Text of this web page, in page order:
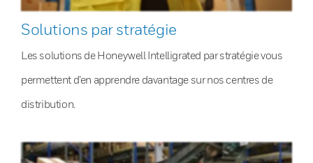
Solutions par stratégie
Les solutions de Honeywell Intelligrated par stratégie vous
permettent d’en apprendre davantage sur nos centres de
distribution.